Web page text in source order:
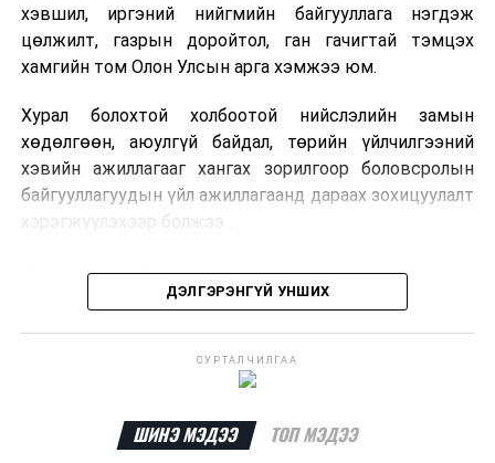
хэвшил, иргэний нийгмийн байгууллага нэгдэж
цөлжилт, газрын доройтол, ган гачигтай тэмцэх
хамгийн том Олон Улсын арга хэмжээ юм.
Хурал болохтой холбоотой нийслэлийн замын
хөдөлгөөн, аюулгүй байдал, төрийн үйлчилгээний
хэвийн ажиллагааг хангах зорилгоор боловсролын
байгууллагуудын үйл ажиллагаанд дараах зохицуулалт
хэрэгжүүлэхээр болжээ .
Цэцэрлэгийн бүртгэл
E-Mongolia системээр бүртгэнэ.
Нэгдүгээр ангийн элсэлт
2026 оны 8 дугаар сарын 17–28-ны өдрүүдэд
ДЭЛГЭРЭНГҮЙ УНШИХ
СУРТАЛЧИЛГАА
ШИНЭ МЭДЭЭ ТОП МЭДЭЭ